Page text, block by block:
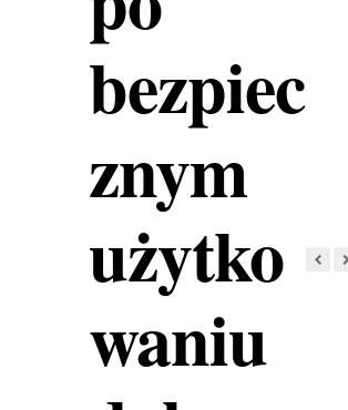
bezpiec
znym
użytko
waniu